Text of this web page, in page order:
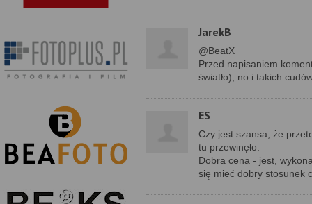
JarekB
@BeatX
Przed napisaniem
światło), no i takich
ES
Czy jest szansa, że
tu przewinęło.
Dobra cena - jest,
się mieć dobry stosunek